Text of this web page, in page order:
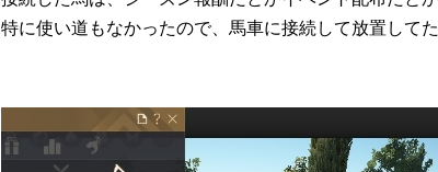
特に使い道もなかったので、馬車に接続して放置して